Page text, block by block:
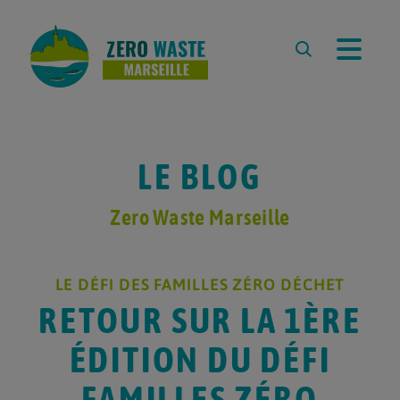
L’ÉQUIPE
REVUE DE PRESSE
PARTENAIRES
LA DÉMARCHE ZERO WASTE
CARTE ZÉRO DÉCHET
MARSEILLE
ZÉRO DÉCHET À L’ÉCOLE
COMPOSTER À MARSEILLE
LE BLOG
Zero Waste Marseille
LE DÉFI DES FAMILLES ZÉRO DÉCHET
RETOUR SUR LA 1ÈRE
ÉDITION DU DÉFI